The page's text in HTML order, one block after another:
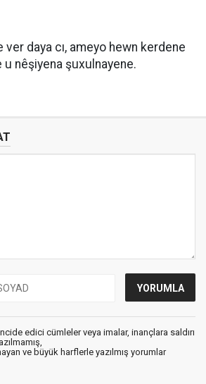
daya cı, ameyo hewn kerdene
u nêşiyena şuxulnayene.
edici cümleler veya imalar, inançlara saldırı
ve büyük harflerle yazılmış yorumlar